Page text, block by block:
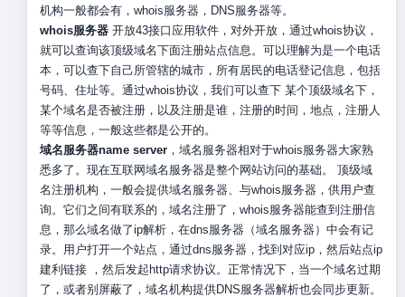
机构一般都会有，whois服务器，DNS服务器等。
whois服务器开放43接口应用软件，对外开放，通过whois协议，
就可以查询该顶级域名下面注册站点信息。可以理解为是一个电话
本，可以查下自己所管辖的城市，所有居民的电话登记信息，包括
号码、住址等。通过whois协议，我们可以查下 某个顶级域名下，
某个域名是否被注册，以及注册是谁，注册的时间，地点，注册人
等等信息，一般这些都是公开的。
域名服务器name server，域名服务器相对于whois服务器大家熟
悉多了。现在互联网域名服务器是整个网站访问的基础。 顶级域
名注册机构，一般会提供域名服务器、与whois服务器，供用户查
询。它们之间有联系的，域名注册了，whois服务器能查到注册信
息，那么域名做了ip解析，在dns服务器（域名服务器）中会有记
录。用户打开一个站点，通过dns服务器，找到对应ip，然后站点ip
建利链接 ，然后发起http请求协议。正常情况下，当一个域名过期
了，或者别屏蔽了，域名机构提供DNS服务器解析也会同步更新。